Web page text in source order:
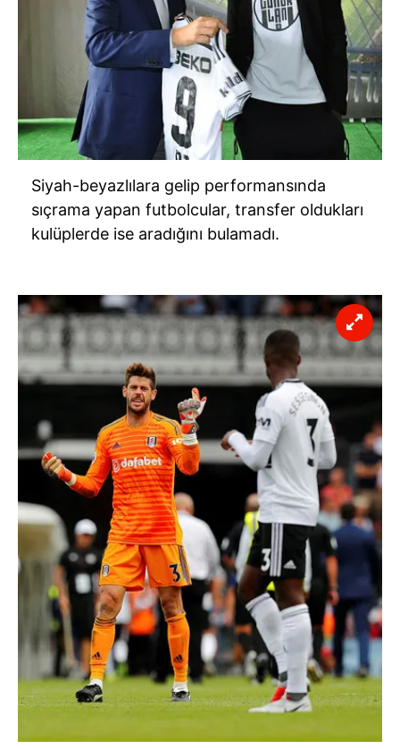
Siyah-beyazlılara gelip performansında
sıçrama yapan futbolcular, transfer oldukları
kulüplerde ise aradığını bulamadı.